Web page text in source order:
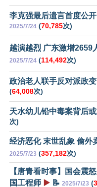
李克强最后遗言首度公
2025/7/24 (70,785次)
越演越烈 广东激增2659
2025/7/24 (114,492次)
政治老人联手反对派政
(64,008次)
天水幼儿铅中毒案背后
次)
经济恶化 末世乱象 偷外
2025/7/23 (357,182次)
【唐青看时事】国会震
国工程师 ▶️ 📝 2025/7/23 (